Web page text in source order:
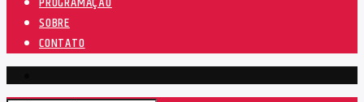
SOBRE
CONTATO